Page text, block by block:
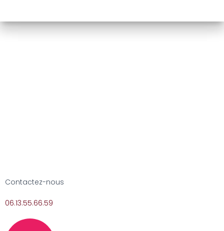
Contactez-nous
06.13.55.66.59